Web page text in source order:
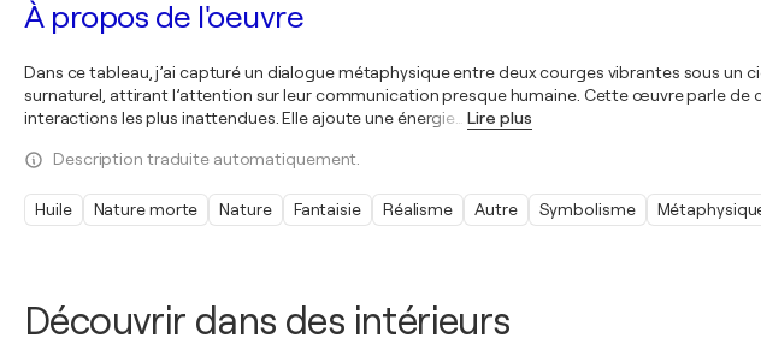
Découvrir dans des intérieurs
À propos de l'oeuvre
Dans ce tableau, j’ai capturé un dialogue métaphysique entre deux courges vibrantes sous un
surnaturel, attirant l’attention sur leur communication presque humaine. Cette œuvre parle
interactions les plus inattendues. Elle ajoute une énergie
Lire plus
Description traduite automatiquement.
Huile Nature morte Nature Fantaisie Réalisme Autre Symbolisme